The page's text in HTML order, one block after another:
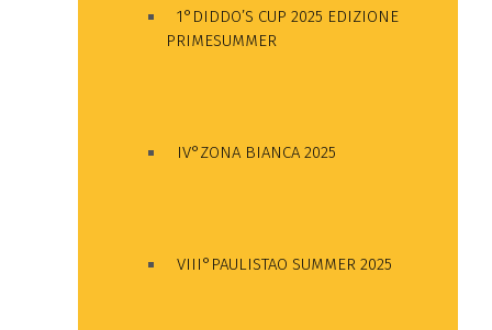
1°DIDDO’S CUP 2025 EDIZIONE
PRIMESUMMER
IV°ZONA BIANCA 2025
VIII°PAULISTAO SUMMER 2025